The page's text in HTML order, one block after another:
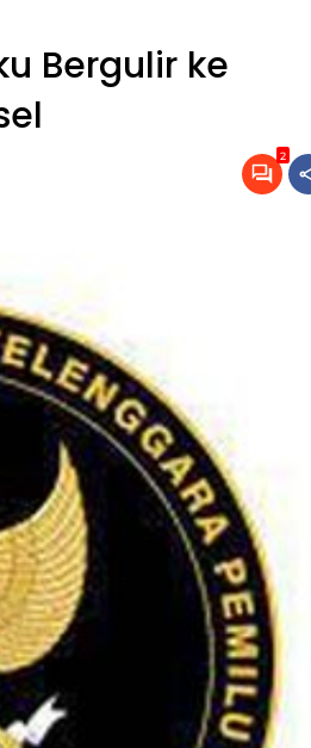
Bergulir ke
2